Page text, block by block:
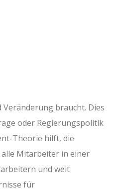
Veränderung braucht. Dies
oder Regierungspolitik
Theorie hilft, die
Mitarbeiter in einer
und weit
für